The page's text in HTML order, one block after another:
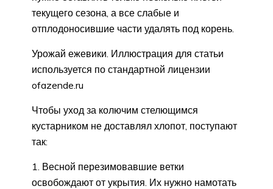
текущего сезона, а все слабые и
отплодоносившие части удалять под корень.
Урожай ежевики. Иллюстрация для статьи
используется по стандартной лицензии
ofazende.ru
Чтобы уход за колючим стелющимся
кустарником не доставлял хлопот, поступают
так:
Весной перезимовавшие ветки
освобождают от укрытия. Их нужно намотать